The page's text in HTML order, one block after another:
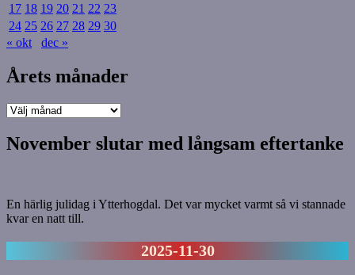
17 18 19 20 21 22 23
24 25 26 27 28 29 30
« okt
dec »
Årets månader
Årets
November slutar med långsam eftertanke
En härlig julidag i Ytterhogdal. Det var mycket varmt så vi stannade
kvar en natt till.
2025-11-30